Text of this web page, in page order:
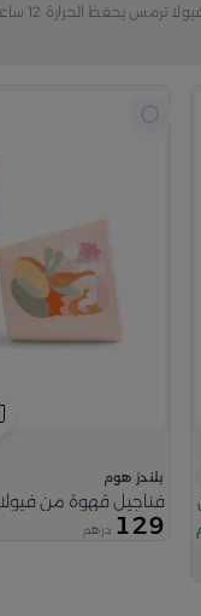
بلندز هوم
فناجيل قهوة من فيولا خميلة
129 درهم